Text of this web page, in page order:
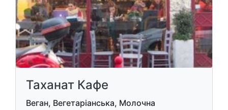
Таханат Кафе
Веган, Вегетаріанська, Молочна